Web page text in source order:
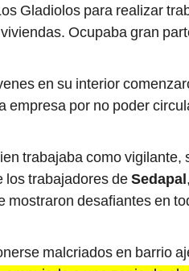
Gladiolos para realizar
Ocupaba gran
en su interior
empresa por no poder
trabajaba como vigilante,
los trabajadores deSedapal
mostraron desafiantes en
malcriados en barrio